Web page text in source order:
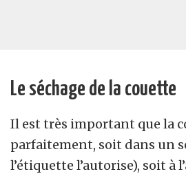
Le séchage de la couette
Il est très important que la
parfaitement, soit dans un
l’étiquette l’autorise), soit à